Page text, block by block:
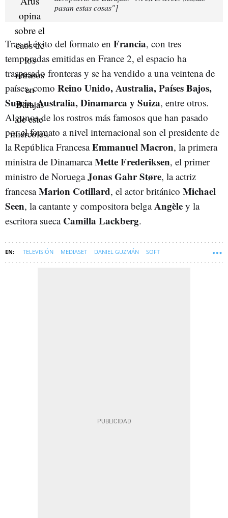
pasan estas cosas"]
Tras el éxito del formato en Francia, con tres
temporadas emitidas en France 2, el espacio ha
traspasado fronteras y se ha vendido a una veintena de
países, como Reino Unido, Australia, Países Bajos,
Suecia, Australia, Dinamarca y Suiza, entre otros.
Algunos de los rostros más famosos que han pasado
por el formato a nivel internacional son el presidente de
la República FrancesaEmmanuel Macron, la primera
ministra de DinamarcaMette Frederiksen, el primer
ministro de NoruegaJonas Gahr Støre, la actriz
francesaMarion Cotillard, el actor británico Michael
Seen, la cantante y compositora belgaAngèle y la
escritora sueca Camilla Lackberg.
TELEVISIÓN MEDIASET DANIEL GUZMÁN SOFT